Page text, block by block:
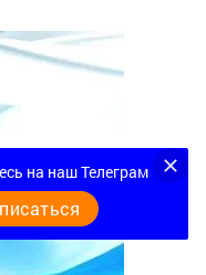
на наш Телеграм